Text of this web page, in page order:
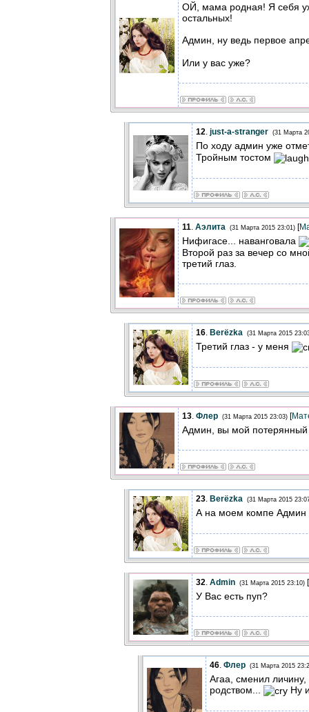
ОЙ, мама родная! Я себя
остальных!
Админ, ну ведь первое
Или у вас уже?
12. just-a-stranger (31 Марта
По ходу админ уже
Тройным тостом
11. Аэлита (31 Марта 2015 23:01) [
Нифигасе... наванговала
Второй раз за вечер со
третий глаз.
16. Berёzka (31 Марта 2015
Третий глаз - у меня
13. Флер (31 Марта 2015 23:03) [
Админ, вы мой потерянный
23. Berёzka (31 Марта 2015
А на моем компе
32. Admin (31 Марта 2015 23:10) [
У Вас есть пуп?
46. Флер (31 Марта 2015
Агаа, сменил личину,
родством...
Ну